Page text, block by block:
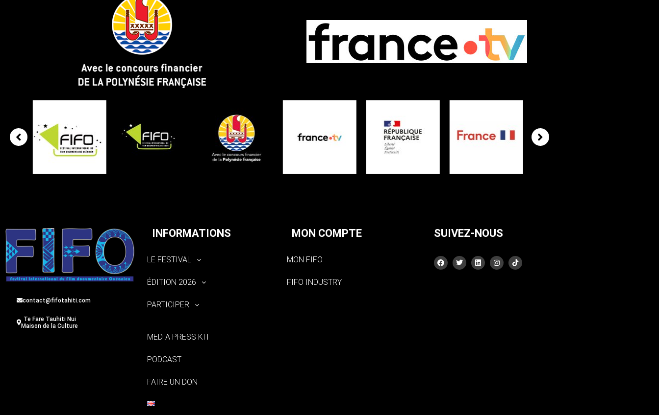
contact@fifotahiti.com
Te Fare Tauhiti Nui
Maison de la Culture
INFORMATIONS
LE FESTIVAL
ÉDITION 2026
PARTICIPER
MEDIA PRESS KIT
PODCAST
FAIRE UN DON
MON COMPTE
MON FIFO
FIFO INDUSTRY
SUIVEZ-NOUS